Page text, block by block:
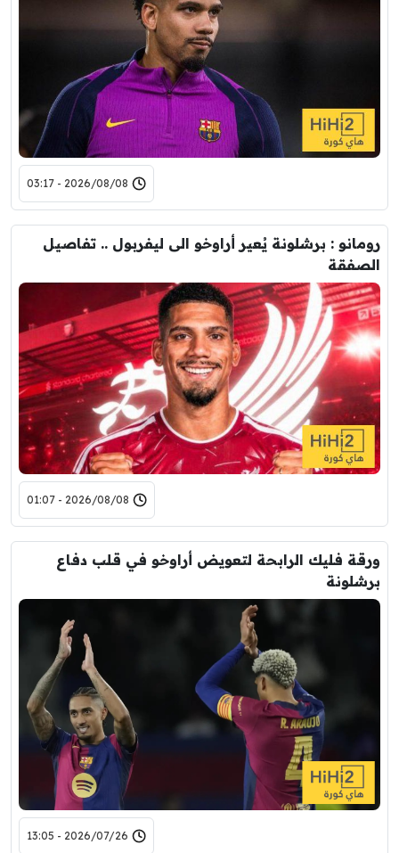
2026/08/08 - 03:17
رومانو : برشلونة يُعير أراوخو الى ليفربول .. تفاصيل
الصفقة
2026/08/08 - 01:07
ورقة فليك الرابحة لتعويض أراوخو في قلب دفاع
برشلونة
2026/07/26 - 13:05